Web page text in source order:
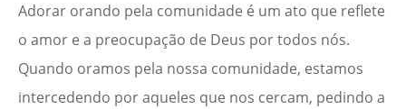
Adorar orando pela comunidade é um ato que reflete
o amor e a preocupação de Deus por todos nós.
Quando oramos pela nossa comunidade, estamos
intercedendo por aqueles que nos cercam, pedindo a